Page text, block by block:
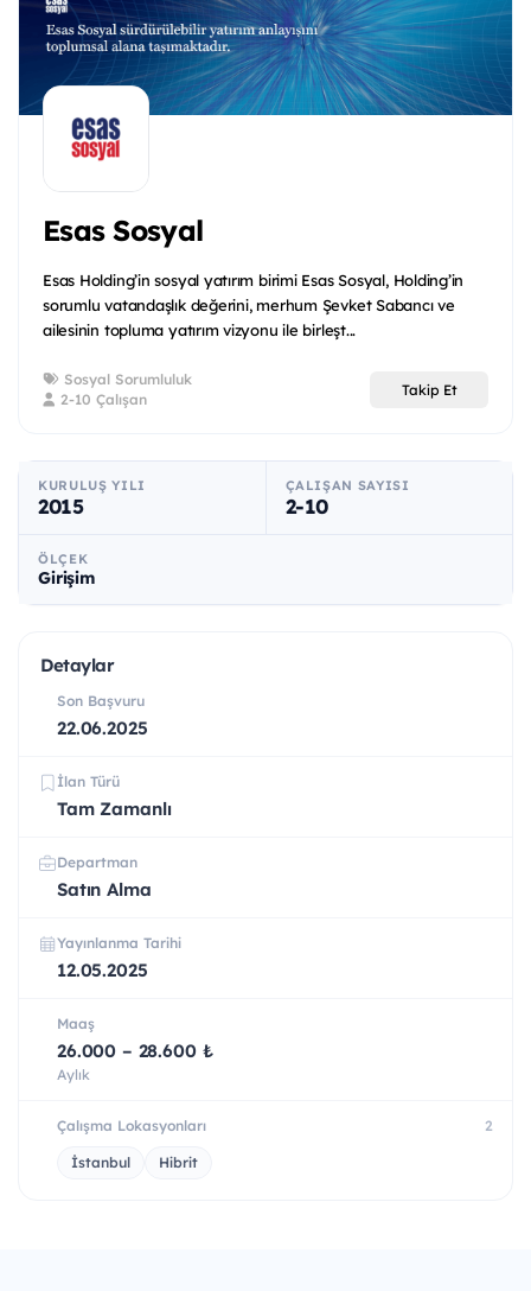
Esas Sosyal
Esas Holding’in sosyal yatırım birimi Esas Sosyal, Holding’in
sorumlu vatandaşlık değerini, merhum Şevket Sabancı ve
ailesinin topluma yatırım vizyonu ile birleşt...
Sosyal Sorumluluk
2-10 Çalışan
Takip Et
KURULUŞ YILI
2015
ÇALIŞAN SAYISI
2-10
ÖLÇEK
Girişim
Detaylar
Son Başvuru
22.06.2025
İlan Türü
Tam Zamanlı
Departman
Satın Alma
Yayınlanma Tarihi
12.05.2025
Maaş
26.000 – 28.600 ₺
Aylık
Çalışma Lokasyonları 2
İstanbul Hibrit